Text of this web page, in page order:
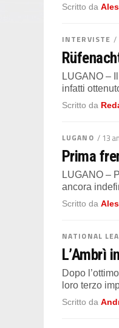
Scritto da
INTERVISTE /
LUGANO –
infatti
Scritto da
LUGANO / 13
Prima
LUGANO –
ancora
Scritto da
NATIONAL
L’Ambrì
Dopo
loro terzo
Scritto da